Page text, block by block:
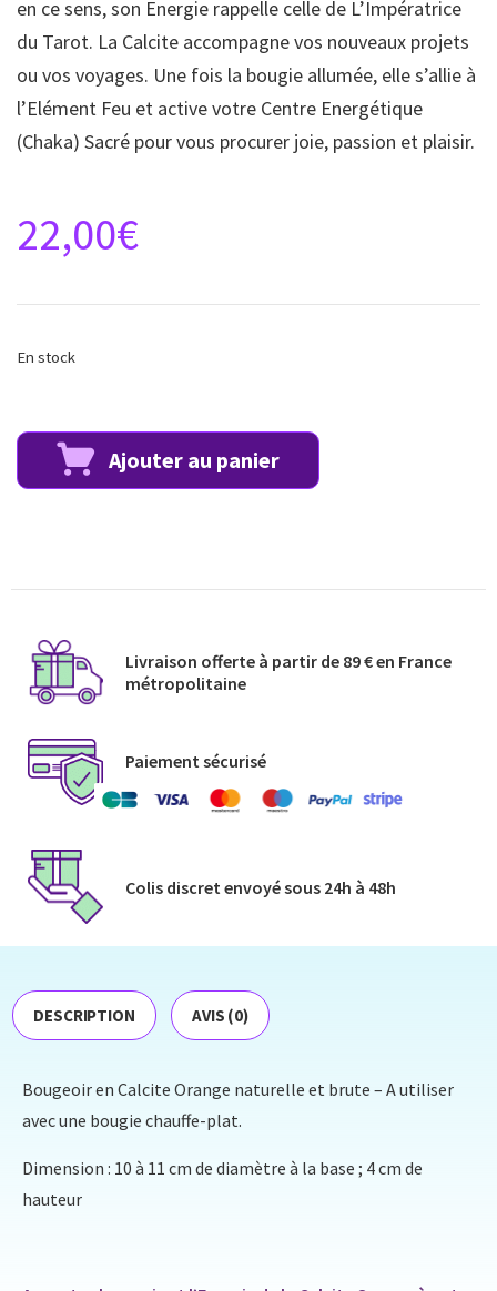
en ce sens, son Energie rappelle celle de L’Impératrice
du Tarot. La Calcite accompagne vos nouveaux projets
ou vos voyages. Une fois la bougie allumée, elle s’allie à
l’Elément Feu et active votre Centre Energétique
(Chaka) Sacré pour vous procurer joie, passion et plaisir.
22,00€
En stock
Ajouter au panier
Livraison offerte à partir de 89 € en France
métropolitaine​
Paiement sécurisé
Colis discret envoyé​ sous 24h à 48h​
DESCRIPTION AVIS (0)
Bougeoir en Calcite Orange naturelle et brute – A utiliser
avec une bougie chauffe-plat.
Dimension : 10 à 11 cm de diamètre à la base ; 4 cm de
hauteur